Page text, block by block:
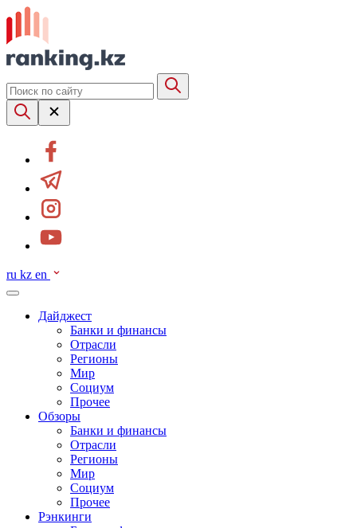
ru kz en
Дайджест
Банки и финансы
Отрасли
Регионы
Мир
Социум
Прочее
Обзоры
Банки и финансы
Отрасли
Регионы
Мир
Социум
Прочее
Рэнкинги